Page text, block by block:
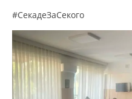
MЕЃУНАРОДНО
ПРОМОЦИЈА НА
УПОТРЕБА И
#СекадеЗаСекого